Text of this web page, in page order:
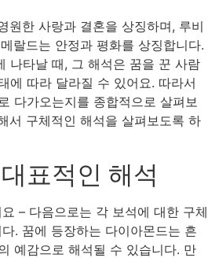
원한 사랑과 결혼을 상징하며, 루비
랄드는 안정과 평화를 상징합니다.
나타날 때, 그 해석은 꿈을 꾼 사람
에 따라 달라질 수 있어요. 따라서
다가오는지를 종합적으로 살펴보
서 구체적인 해석을 살펴보도록 하
표적인 해석
– 다음으로는 각 보석에 대한 구체
. 꿈에 등장하는 다이아몬드는 흔
예감으로 해석될 수 있습니다. 만